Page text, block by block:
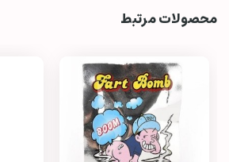
محصولات مرتبط